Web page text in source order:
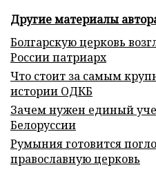
Другие материалы
Болгарскую церковь
России патриарх
Что стоит за самым
истории ОДКБ
Зачем нужен единый
Белоруссии
Румыния готовится
православную церковь